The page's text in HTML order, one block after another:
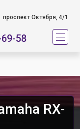
проспект Октября, 4/1
58
RX-